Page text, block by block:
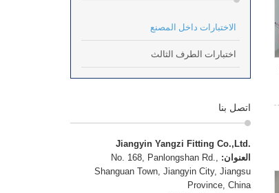
الاختبارات داخل المصنع
اختبارات الطرف الثالث
اتصل بنا
Jiangyin Yangzi Fitting Co.,Ltd.
العنوان: No. 168, Panlongshan Rd.,
Shanguan Town, Jiangyin City, Jiangsu
Province, China